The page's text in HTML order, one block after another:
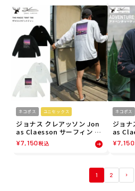
ネコポス ユニセックス
ジョナス クレアッソン Jon
as Claesson サーフィン サ
ーフ ウェア 長袖 Tシャツ ロ
ンT ザマジックテントティ
ィース ユニセックス 25FA
¥7,150税込
ネコポス
ジョ
as
ーフ
ンT ア
ユニセ
¥7,150
1 2